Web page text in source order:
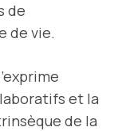
de
de vie.
et la
de la